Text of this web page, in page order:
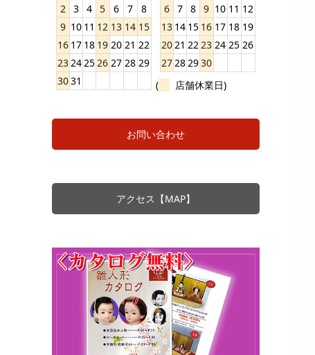
2 3 4 5 6 7
8
9 10 11 12 13 14 15
16 17 18 19 20 21 22
23242526 27 28 29
3031
6 7 8 9 10 11 12
13 14 15 16 17 18 19
2021 2223 24 25 26
27282930
(
店舗休業日)
お問い合わせ
アクセス【MAP】